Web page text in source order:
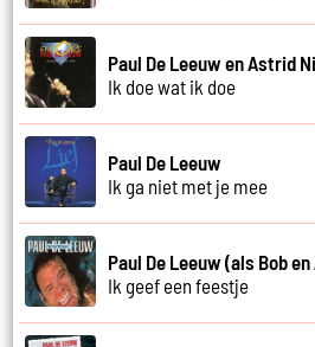
Paul De Leeuw en Astrid
Ik doe wat ik doe
Paul De Leeuw
Ik ga niet met je mee
Paul De Leeuw (als Bob
Ik geef een feestje